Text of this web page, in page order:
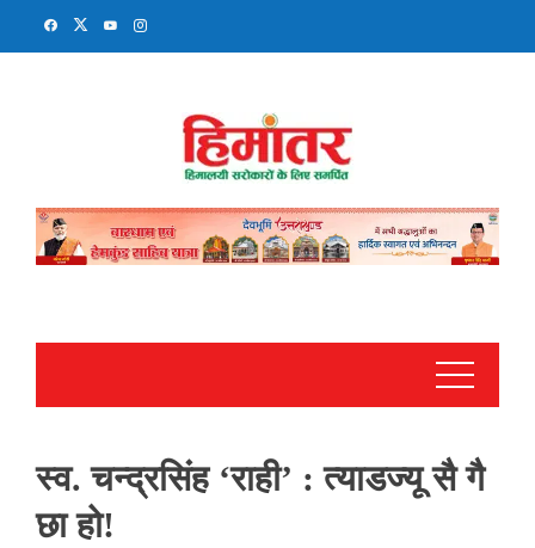
स्व. चन्द्रसिंह ‘राही’ : त्याडज्यू सै गै
छा हो!